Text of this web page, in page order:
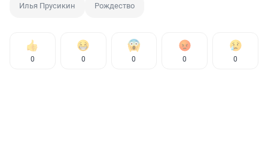
Илья Прусикин Рождество
0 0 0 0 0